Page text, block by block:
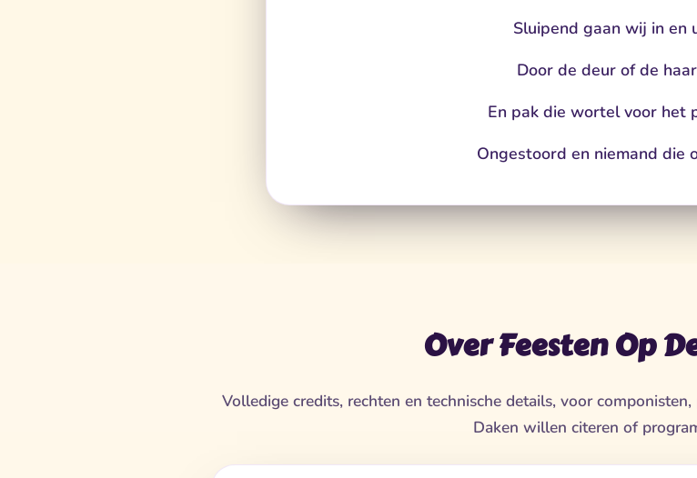
Sluipend gaan wij in en
Door de deur of de
En pak die wortel voor het
Ongestoord en niemand die
Over Feesten Op
Volledige credits, rechten en technische details, voor
Daken willen citeren of